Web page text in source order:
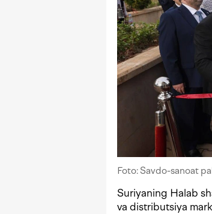
Foto: Savdo-sanoat
Suriyaning Halab
va distributsiya